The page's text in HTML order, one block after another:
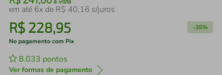
em até 6x de R$ 40,16 s/juros
R$ 228,95 -35%
No pagamento com Pix
8.033 pontos
Ver formas de pagamento